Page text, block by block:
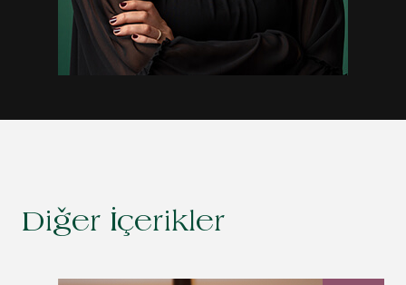
Diğer İçerikler